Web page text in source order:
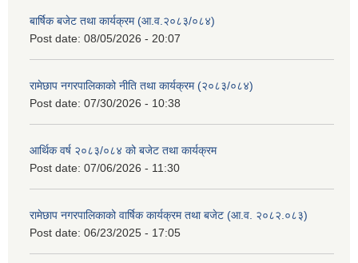
बार्षिक बजेट तथा कार्यक्रम (आ.व.२०८३/०८४)
Post date: 08/05/2026 - 20:07
रामेछाप नगरपालिकाको नीति तथा कार्यक्रम (२०८३/०८४)
Post date: 07/30/2026 - 10:38
आर्थिक वर्ष २०८३/०८४ को बजेट तथा कार्यक्रम
Post date: 07/06/2026 - 11:30
रामेछाप नगरपालिकाको वार्षिक कार्यक्रम तथा बजेट (आ.व. २०८२.०८३)
Post date: 06/23/2025 - 17:05